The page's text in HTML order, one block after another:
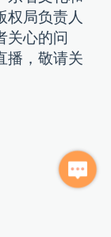
权局负责人
关心的问
播，敬请关